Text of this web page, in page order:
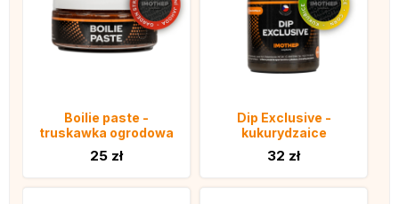
Boilie paste -
truskawka ogrodowa
25 zł
Dip Exclusive -
kukurydzaice
32 zł